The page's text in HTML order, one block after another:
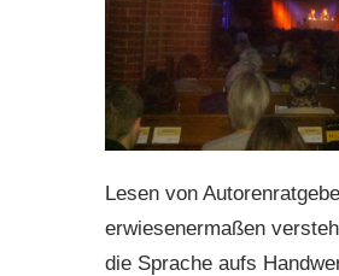
Lesen von
erwiesenermaßen
die Sprache aufs